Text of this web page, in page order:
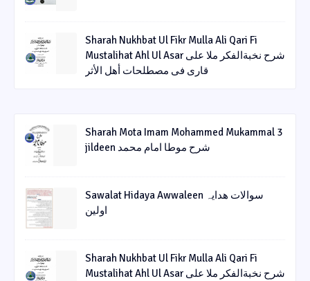
Sharah Nukhbat Ul Fikr Mulla Ali Qari Fi
Mustalihat Ahl Ul Asar شرح نخبةالفکر ملا علی
قاری فی مصطلحات أھل الأثر
Sharah Mota Imam Mohammed Mukammal 3
jildeen شرح موطا امام محمد
Sawalat Hidaya Awwaleen سوالات ھدایہ
اولین
Sharah Nukhbat Ul Fikr Mulla Ali Qari Fi
Mustalihat Ahl Ul Asar شرح نخبةالفکر ملا علی